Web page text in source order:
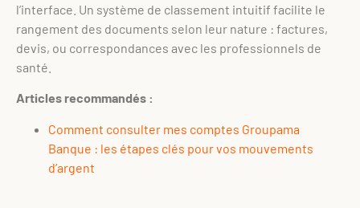
l’interface. Un système de classement intuitif facilite le
rangement des documents selon leur nature : factures,
devis, ou correspondances avec les professionnels de
santé.
Articles recommandés :
Comment consulter mes comptes Groupama
Banque : les étapes clés pour vos mouvements
d’argent